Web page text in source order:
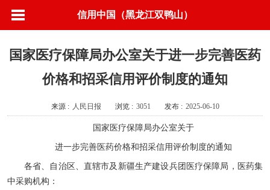
信用中国（黑龙江双鸭山）
国家医疗保障局办公室关于进一步完善医药
价格和招采信用评价制度的通知
来源 : 人民日报 浏览 : 3051 发布 : 2025-06-10
国家医疗保障局办公室关于
进一步完善医药价格和招采信用评价制度的通知
各省、自治区、直辖市及新疆生产建设兵团医疗保障局，医药集
中采购机构：